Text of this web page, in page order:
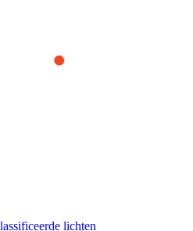
best experience on our website.
how you can disable cookies, you
lichten